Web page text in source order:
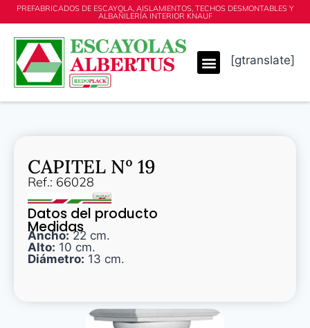
PREFABRICADOS DE ESCAYOLA, AISLAMIENTOS, TECHOS DESMONTABLES Y
ALBAÑILERÍA INTERIOR KNAUF
[gtranslate]
CAPITEL Nº 19
Ref.: 66028
Datos del producto
Medidas
Ancho:22 cm.
Alto: 10 cm.
Diámetro: 13 cm.